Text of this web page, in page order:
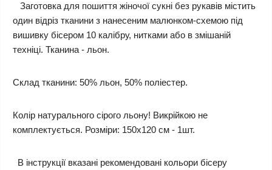
Заготовка для пошиття жіночої сукні без рукавів містить
один відріз тканини з нанесеним малюнком-схемою під
вишивку бісером 10 калібру, нитками або в змішаній
техніці. Тканина - льон.
Склад тканини: 50% льон, 50% поліестер.
Колір натурального сірого льону! Викрійкою не
комплектується. Розміри: 150х120 см - 1шт.
В інструкції вказані рекомендовані кольори бісеру